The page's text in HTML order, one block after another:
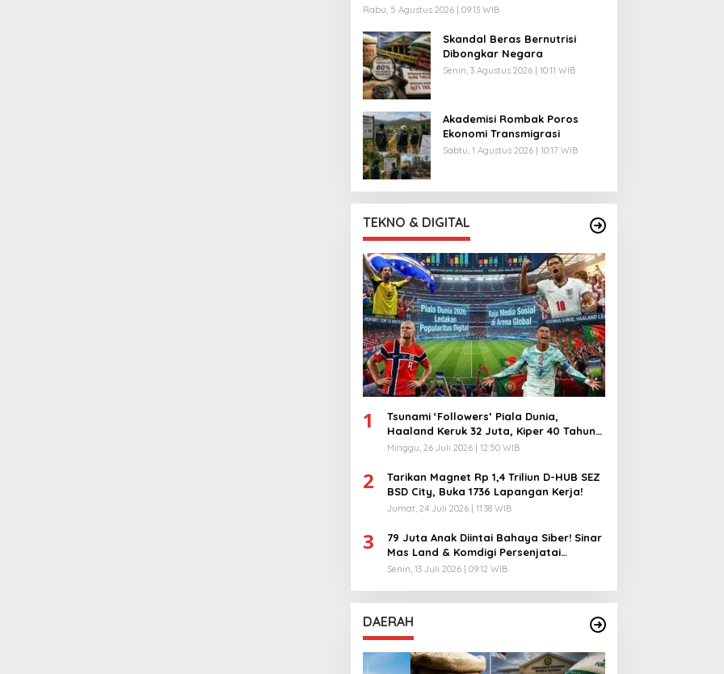
Rabu, 5 Agustus 2026 | 09:13 WIB
Skandal Beras Bernutrisi
Dibongkar Negara
Senin, 3 Agustus 2026 | 10:11 WIB
Akademisi Rombak Poros
Ekonomi Transmigrasi
Sabtu, 1 Agustus 2026 | 10:17 WIB
TEKNO & DIGITAL
1
Tsunami ‘Followers’ Piala Dunia,
Haaland Keruk 32 Juta, Kiper 40 Tahun
Bikin Geger!
Minggu, 26 Juli 2026 | 12:50 WIB
2
Tarikan Magnet Rp 1,4 Triliun D-HUB SEZ
BSD City, Buka 1736 Lapangan Kerja!
Jumat, 24 Juli 2026 | 11:38 WIB
3
79 Juta Anak Diintai Bahaya Siber! Sinar
Mas Land & Komdigi Persenjatai
Ratusan Guru!
Senin, 13 Juli 2026 | 09:12 WIB
DAERAH